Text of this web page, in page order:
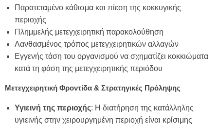
Παρατεταμένο κάθισμα και πίεση της κοκκυγικής
περιοχής
Πλημμελής μετεγχειρητική παρακολούθηση
Λανθασμένος τρόπος μετεγχειρητικών αλλαγών
Εγγενής τάση του οργανισμού να σχηματίζει κοκκιώματα
κατά τη φάση της μετεγχειρητικής περιόδου
Μετεγχειρητική Φροντίδα & Στρατηγικές Πρόληψης
Υγιεινή της περιοχής: Η διατήρηση της κατάλληλης
υγιεινής στην χειρουργημένη περιοχή είναι κρίσιμης